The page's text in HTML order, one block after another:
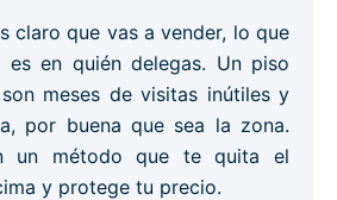
claro que vas a vender, lo que
en quién delegas. Un piso
meses de visitas inútiles y
por buena que sea la zona.
un método que te quita el
y protege tu precio.